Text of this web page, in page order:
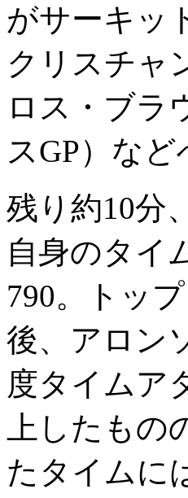
がサーキッ
クリスチャ
ロス・ブラ
スGP）な
残り約10分
自身のタイ
790。トッ
後、アロン
度タイムア
上したも
たタイムに